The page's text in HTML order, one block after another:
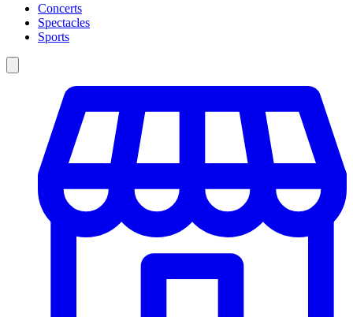
Concerts
Spectacles
Sports